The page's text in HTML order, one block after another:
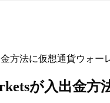
方法に仮想通貨ウォー
が入出金方